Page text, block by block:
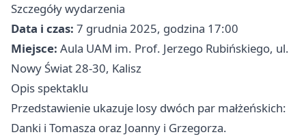
Szczegóły wydarzenia
Data i czas: 7 grudnia 2025, godzina 17:00
Miejsce: Aula UAM im. Prof. Jerzego Rubińskiego, ul.
Nowy Świat 28-30, Kalisz
Opis spektaklu
Przedstawienie ukazuje losy dwóch par małżeńskich:
Danki i Tomasza oraz Joanny i Grzegorza.